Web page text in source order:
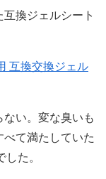
換ジェルシート
互換交換ジェル
い。変な臭いも
て満たしていた
た。